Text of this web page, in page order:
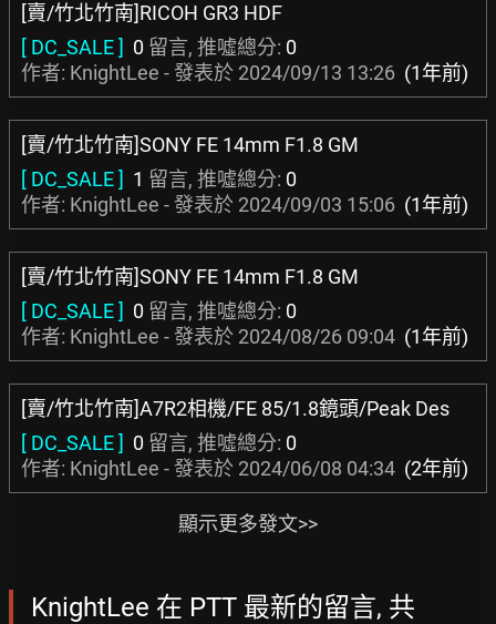
[賣/竹北竹南]RICOH GR3 HDF
[ DC_SALE ] 0 留言, 推噓總分: 0
作者: KnightLee - 發表於 2024/09/13 13:26 (1年前)
[賣/竹北竹南]SONY FE 14mm F1.8 GM
[ DC_SALE ] 1 留言, 推噓總分: 0
作者: KnightLee - 發表於 2024/09/03 15:06 (1年前)
[賣/竹北竹南]SONY FE 14mm F1.8 GM
[ DC_SALE ] 0 留言, 推噓總分: 0
作者: KnightLee - 發表於 2024/08/26 09:04 (1年前)
[賣/竹北竹南]A7R2相機/FE 85/1.8鏡頭/Peak Des
[ DC_SALE ] 0 留言, 推噓總分: 0
作者: KnightLee - 發表於 2024/06/08 04:34 (2年前)
顯示更多發文>>
KnightLee 在 PTT 最新的留言, 共